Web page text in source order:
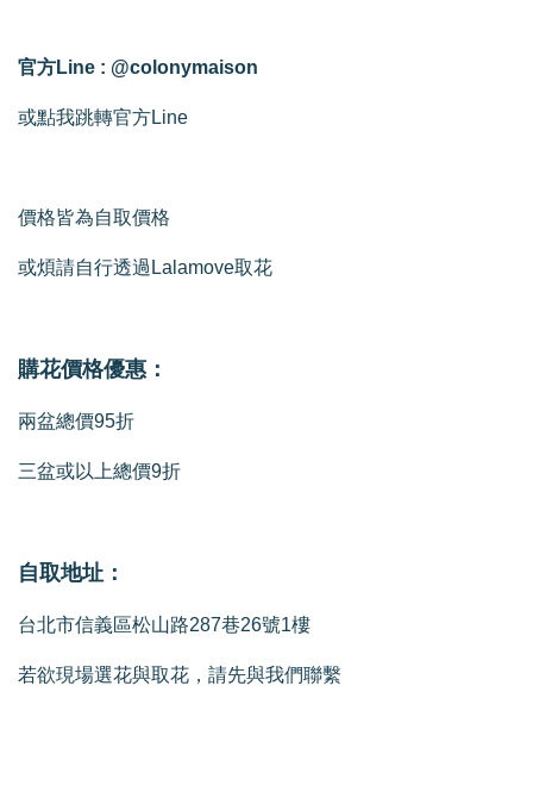
官方Line : @colonymaison
或點我跳轉官方Line
價格皆為自取價格
或煩請自行透過Lalamove取花
購花價格優惠：
兩盆總價95折
三盆或以上總價9折
自取地址：
台北市信義區松山路287巷26號1樓
若欲現場選花與取花，請先與我們聯繫